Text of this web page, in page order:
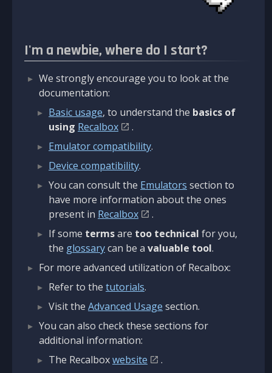
I'm a newbie, where do I start?
We strongly encourage you to look at the
documentation:
Basic usage, to understand the basics of
using Recalbox
.
Emulator compatibility.
Device compatibility.
You can consult the Emulators section to
have more information about the ones
present in Recalbox
.
If some termsare too technical for you,
the glossarycan be a valuable tool.
For more advanced utilization of Recalbox:
Refer to the tutorials.
Visit the Advanced Usage section.
You can also check these sections for
additional information:
The Recalboxwebsite
.